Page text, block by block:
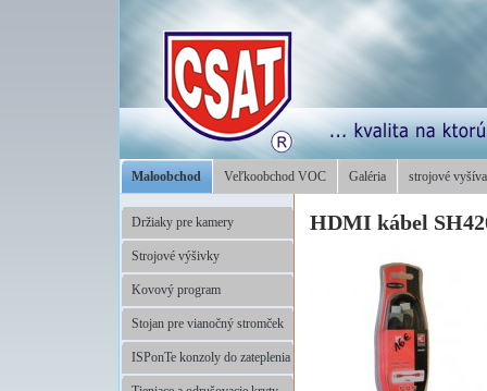
Maloobchod Veľkoobchod VOC Galéria strojové
Držiaky pre kamery
Strojové výšivky
Kovový program
Stojan pre vianočný stromček
ISPonTe konzoly do zateplenia
HDMI kábel